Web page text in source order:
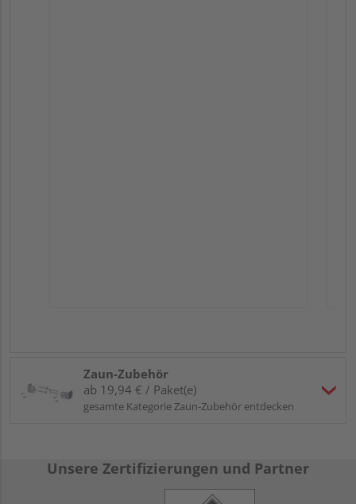
Zaun-Zubehör
ab 19,94 € / Paket(e)
gesamte Kategorie Zaun-Zubehör entdecken
Unsere Zertifizierungen und Partner